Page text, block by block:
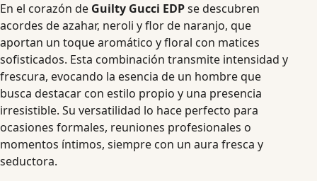
En el corazón de Guilty Gucci EDPse descubren
acordes de azahar, neroli y flor de naranjo, que
aportan un toque aromático y floral con matices
sofisticados. Esta combinación transmite intensidad y
frescura, evocando la esencia de un hombre que
busca destacar con estilo propio y una presencia
irresistible. Su versatilidad lo hace perfecto para
ocasiones formales, reuniones profesionales o
momentos íntimos, siempre con un aura fresca y
seductora.